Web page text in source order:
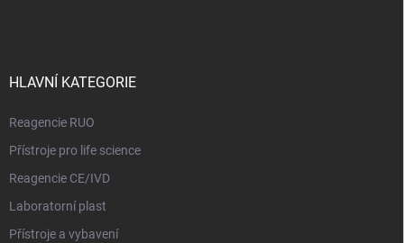
HLAVNÍ KATEGORIE
Reagencie RUO
Přístroje pro life science
Reagencie CE/IVD
Laboratorní plast
Přístroje a vybavení